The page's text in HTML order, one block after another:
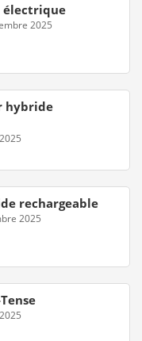
électrique
2025
hybride
rechargeable
2025